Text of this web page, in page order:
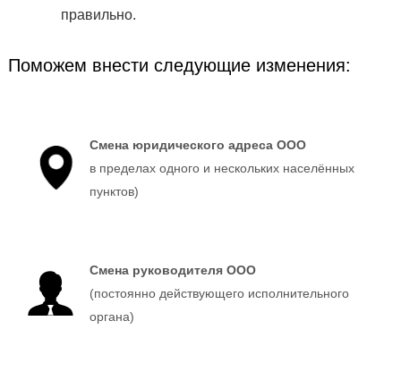
правильно.
Поможем внести следующие изменения:
Смена юридического адреса ООО
в пределах одного и нескольких населённых
пунктов)
Смена руководителя ООО
(постоянно действующего исполнительного
органа)